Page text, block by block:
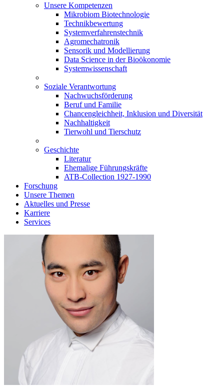
Unsere Kompetenzen
Mikrobiom Biotechnologie
Technikbewertung
Systemverfahrenstechnik
Agromechatronik
Sensorik und Modellierung
Data Science in der Bioökonomie
Systemwissenschaft
Soziale Verantwortung
Nachwuchsförderung
Beruf und Familie
Chancengleichheit, Inklusion und Diversität
Nachhaltigkeit
Tierwohl und Tierschutz
Geschichte
Literatur
Ehemalige Führungskräfte
ATB-Collection 1927-1990
Forschung
Unsere Themen
Aktuelles und Presse
Karriere
Services